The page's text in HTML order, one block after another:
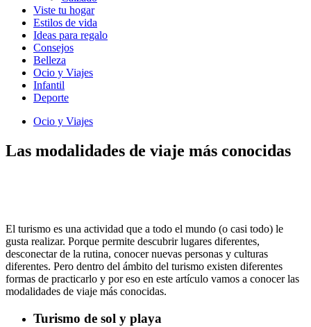
Viste tu hogar
Estilos de vida
Ideas para regalo
Consejos
Belleza
Ocio y Viajes
Infantil
Deporte
Ocio y Viajes
Las modalidades de viaje más conocidas
El turismo es una actividad que a todo el mundo (o casi todo) le
gusta realizar. Porque permite descubrir lugares diferentes,
desconectar de la rutina, conocer nuevas personas y culturas
diferentes. Pero dentro del ámbito del turismo existen diferentes
formas de practicarlo y por eso en este artículo vamos a conocer las
modalidades de viaje más conocidas.
Turismo de sol y playa